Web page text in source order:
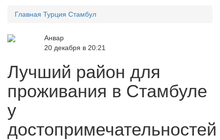
Главная Турция Стамбул
Анвар
20 декабря в 20:21
Лучший район для
проживания в Стамбуле
у
достопримечательностей